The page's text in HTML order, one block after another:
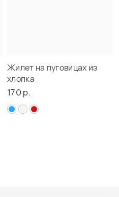
Жилет на пуговицах из
хлопка
170 р.